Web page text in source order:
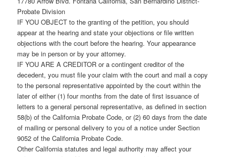
Probate Division
IF YOU OBJECT to the granting of the petition, you should
appear at the hearing and state your objections or file written
objections with the court before the hearing. Your appearance
may be in person or by your attorney.
IF YOU ARE A CREDITOR or a contingent creditor of the
decedent, you must file your claim with the court and mail a copy
to the personal representative appointed by the court within the
later of either (1) four months from the date of first issuance of
letters to a general personal representative, as defined in section
58(b) of the California Probate Code, or (2) 60 days from the date
of mailing or personal delivery to you of a notice under Section
9052 of the California Probate Code.
Other California statutes and legal authority may affect your